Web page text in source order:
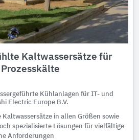
Kaltwassersätze für
Kühlanlagen für IT- und
Electric Europe B.V.
in allen Größen sowie
spezialisierte Lösungen für vielfältige
Anforderungen